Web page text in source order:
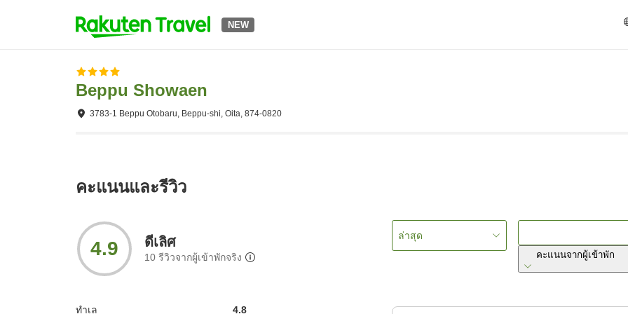
NEW
Beppu Showaen
3783-1 Beppu Otobaru, Beppu-shi, Oita, 874-0820
คะแนนและรีวิว
4.9 ดีเลิศ
10 รีวิวจากผู้เข้าพักจริง
ทำเล 4.8
ล่าสุด
คะแนนจากผู้เข้าพัก